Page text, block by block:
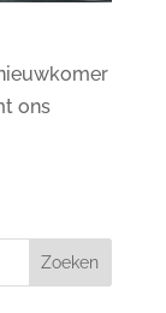
ons